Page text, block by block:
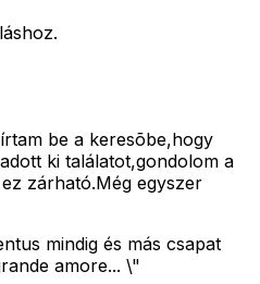
be a keresõbe,hogy
ki találatot,gondolom a
zárható.Még egyszer
mindig és más csapat
amore... \"